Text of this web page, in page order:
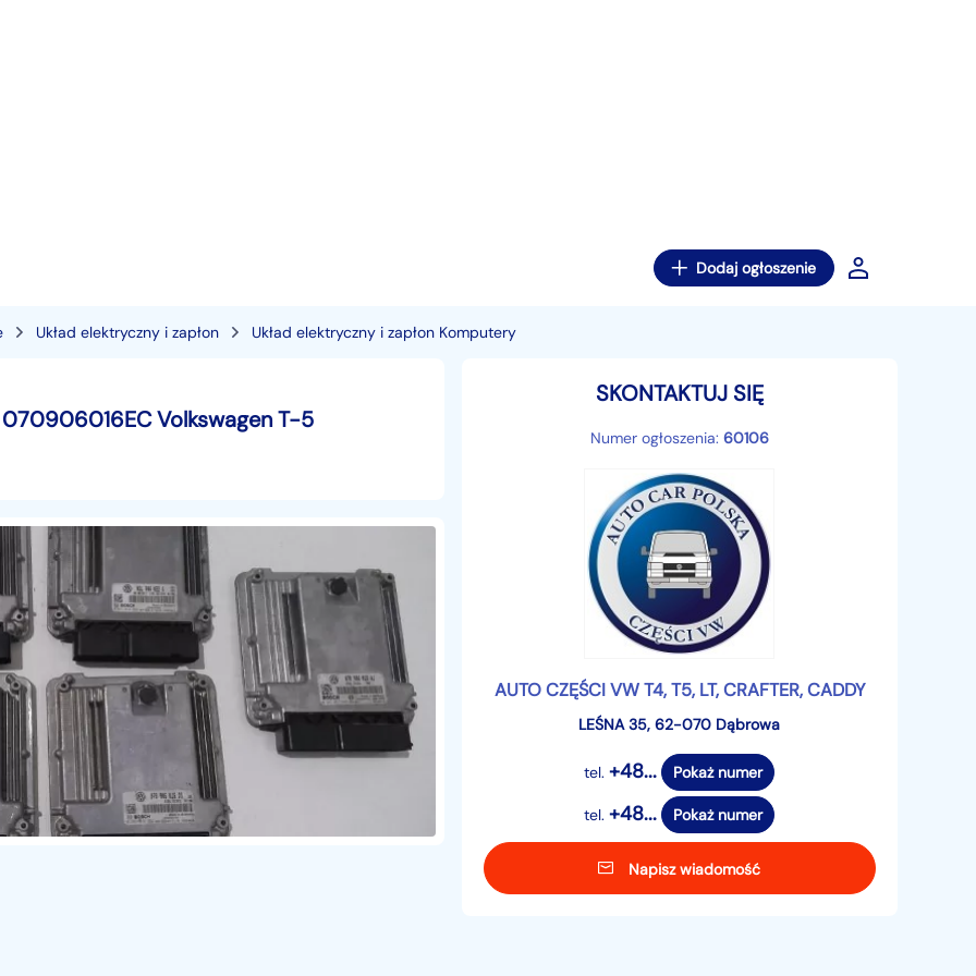
Dodaj ogłoszenie
Układ elektryczny i zapłon Układ elektryczny i zapłon Komputery
070906016EC Volkswagen T-5
SKONTAKTUJ SIĘ
Numer ogłoszenia: 60106
AUTO CZĘŚCI VW T4, T5, LT, CRAFTER, CADDY
LEŚNA 35, 62-070 Dąbrowa
tel. +48... Pokaż numer
tel. +48... Pokaż numer
Napisz wiadomość